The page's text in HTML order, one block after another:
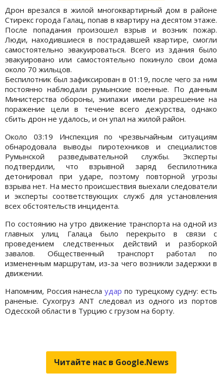
Дрон врезался в жилой многоквартирный дом в районе
Стирекс города Галац, попав в квартиру на десятом этаже.
После попадания произошел взрыв и возник пожар.
Люди, находившиеся в пострадавшей квартире, смогли
самостоятельно эвакуироваться. Всего из здания было
эвакуировано или самостоятельно покинуло свои дома
около 70 жильцов.
Беспилотник был зафиксирован в 01:19, после чего за ним
постоянно наблюдали румынские военные. По данным
Министерства обороны, экипажи имели разрешение на
поражение цели в течение всего дежурства, однако
сбить дрон не удалось, и он упал на жилой район.
Около 03:19 Инспекция по чрезвычайным ситуациям
обнародовала выводы пиротехников и специалистов
Румынской разведывательной службы. Эксперты
подтвердили, что взрывной заряд беспилотника
детонировал при ударе, поэтому повторной угрозы
взрыва нет. На место происшествия выехали следователи
и эксперты соответствующих служб для установления
всех обстоятельств инцидента.
По состоянию на утро движение транспорта на одной из
главных улиц Галаца было перекрыто в связи с
проведением следственных действий и разборкой
завалов. Общественный транспорт работал по
измененным маршрутам, из-за чего возникли задержки в
движении.
Напомним, Россия нанеслаудар по турецкому судну: есть
раненые. Сухогруз ANT следовал из одного из портов
Одесской области в Турцию с грузом на борту.
Читайте нас в Google.News